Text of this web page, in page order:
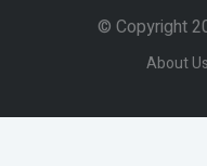
© Copyright
About Us